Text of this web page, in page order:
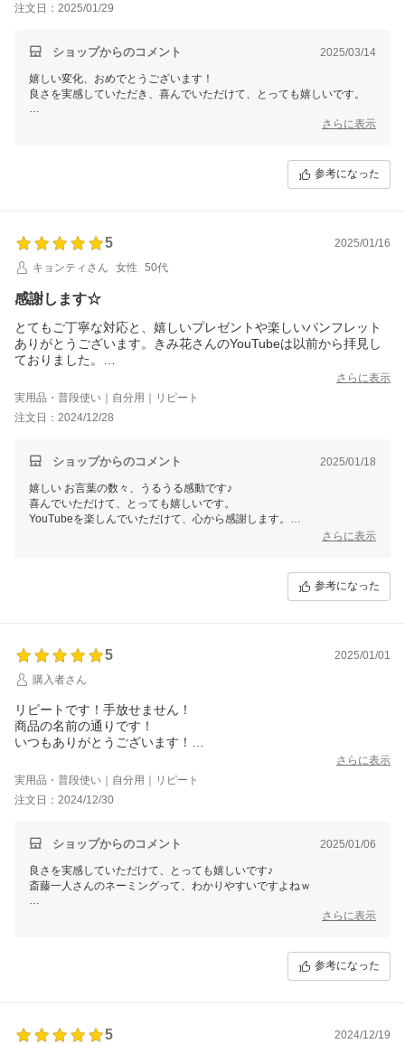
注文日：2025/01/29
ショップからのコメント 2025/03/14
嬉しい変化、おめでとうございます！
良さを実感していただき、喜んでいただけて、とっても嬉しいです。
望む自分と 出逢う お手伝いをさせていただくことが、私たちオーロラ
さらに表示
参考になった
5
2025/01/16
キョンティさん
女性 50代
感謝します☆
とてもご丁寧な対応と、嬉しいプレゼントや楽しいパンフレット
ありがとうございます。きみ花さんのYouTubeは以前から拝見し
ておりました。
このクリームのおかげで乾燥しにくくなって嬉しいです♪
今後もどうぞよろしくお願いします&#9825;
さらに表示
実用品・普段使い｜自分用｜リピート
注文日：2024/12/28
ショップからのコメント 2025/01/18
嬉しい お言葉の数々、うるうる感動です♪
喜んでいただけて、とっても嬉しいです。
YouTubeを楽しんでいただけて、心から感謝します。
さらに表示
参考になった
5
2025/01/01
購入者さん
リピートです！手放せません！
商品の名前の通りです！
いつもありがとうございます！
さらに表示
実用品・普段使い｜自分用｜リピート
注文日：2024/12/30
ショップからのコメント 2025/01/06
良さを実感していただけて、とっても嬉しいです♪
斎藤一人さんのネーミングって、わかりやすいですよねｗ
塗り方ひとつで感じ方や効果が変わりますので、何でも お気軽に ご連
さらに表示
参考になった
5
2024/12/19